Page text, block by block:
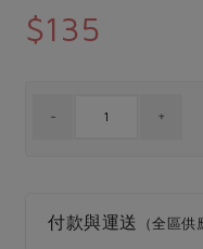
優惠專區
高麗菜海鮮煎餅
$135
付款與運送 （全區